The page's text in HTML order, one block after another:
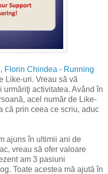
Florin Chindea - Running
Like-uri. Vreau să vă
urmăriţi activitatea. Având în
acel număr de Like-
că prin ceea ce scriu, aduc
ajuns în ultimii ani de
vreau să ofer valoare
am 3 pasiuni
Toate acestea mă ajută în